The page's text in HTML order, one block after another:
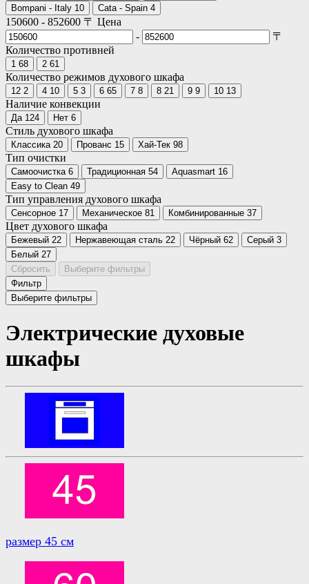
Bompani - Italy 10 Cata - Spain 4
150600 - 852600 〒 Цена
-
〒
Количество противней
1 68 2 61
Количество режимов духового шкафа
12 2 4 10 5 3 6 65 7 8 8 21 9 9 10 13
Наличие конвекции
Да 124 Нет 6
Стиль духового шкафа
Классика 20 Прованс 15 Хай-Тек 98
Тип очистки
Самоочистка 6 Традиционная 54 Aquasmart 16
Easy to Clean 49
Тип управления духового шкафа
Сенсорное 17 Механическое 81 Комбинированные 37
Цвет духового шкафа
Бежевый 22 Нержавеющая сталь 22 Чёрный 62 Серый 3
Белый 27
Сбросить
Выберите фильтры
Фильтр
Выберите фильтры
Электрические духовые
шкафы
размер 45 см